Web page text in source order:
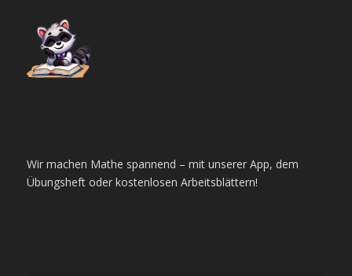
Wir machen Mathe spannend – mit unserer App, dem
Übungsheft oder kostenlosen Arbeitsblättern!